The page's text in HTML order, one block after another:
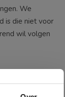
We
is die niet voor
wil volgen